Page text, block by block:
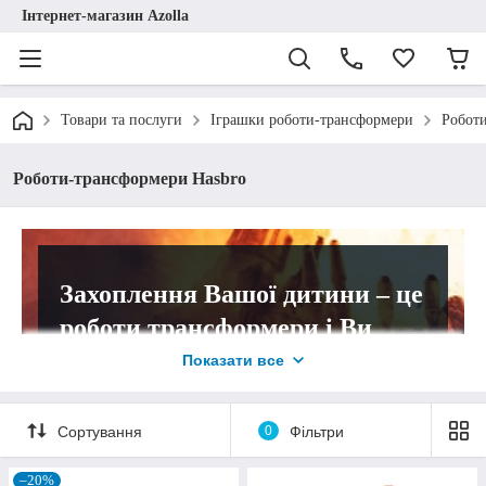
Інтернет-магазин Azolla
Товари та послуги Іграшки роботи-трансформери
Роботи-трансформери Hasbro
Захоплення Вашої дитини – це
роботи трансформери і Ви
хочете презентувати їй ще
Перегляньте каталог магазину сучасних
дитячих іграшок "Azolla". У наявності є
Показати все
Сортування 0 Фільтри
–20%